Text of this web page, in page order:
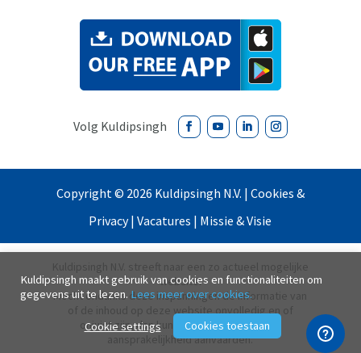
Copyright © 2026 Kuldipsingh N.V. | Cookies &
Privacy|Vacatures | Missie & Visie
Kuldipsingh N.V. streeft naar een zo actueel mogelijke
website.
Mocht ondanks deze inspanningen de informatie van
of de inhoud op deze website onvolledig en of
onjuist zijn, dan kunnen wij daarvoor geen
aansprakelijkheid aanvaarden.
Kuldipsingh maakt gebruik van cookies en functionaliteiten om
gegevens uit te lezen.Lees meer over cookies.
Cookie settings Cookies toestaan